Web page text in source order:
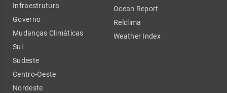
Infraestrutura
Governo
Mudanças Climáticas
Sul
Sudeste
Centro-Oeste
Nordeste
Ocean Report
Relclima
Weather Index